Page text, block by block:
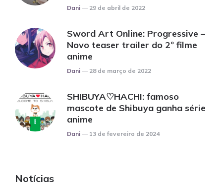
Posted
Dani 29 de abril de 2022
Sword Art Online: Progressive –
Novo teaser trailer do 2º filme
anime
Posted
Dani 28 de março de 2022
SHIBUYA♡HACHI: famoso
mascote de Shibuya ganha série
anime
Posted
Dani 13 de fevereiro de 2024
Notícias